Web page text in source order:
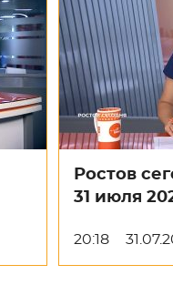
Ростов
31 июля
20:18